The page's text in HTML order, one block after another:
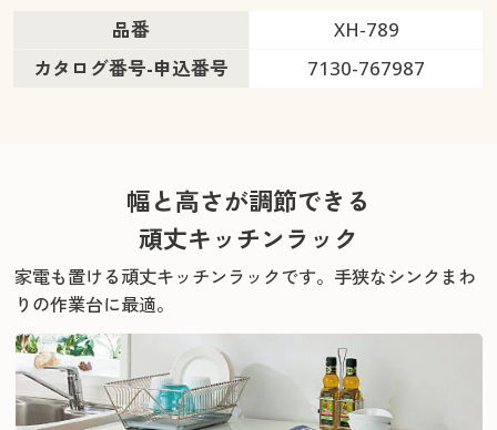
品番
XH-789
カタログ番号-申込番号
7130-767987
幅と高さが調節できる
頑丈キッチンラック
家電も置ける頑丈キッチンラックです。手狭なシンクまわ
りの作業台に最適。